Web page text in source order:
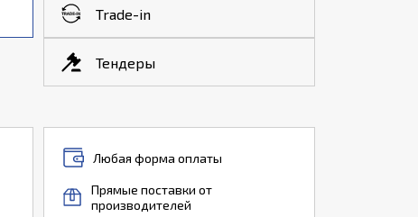
Trade-in
Тендеры
Любая форма оплаты
Прямые поставки от
производителей